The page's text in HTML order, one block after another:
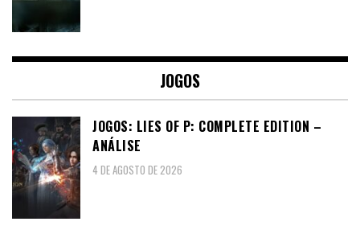
JOGOS
JOGOS: LIES OF P: COMPLETE EDITION –
ANÁLISE
4 DE AGOSTO DE 2026